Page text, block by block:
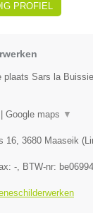
PROFIEL
plaats Sars la
Google maps ▼
16, 3680 Maaseik (
-, BTW-nr: